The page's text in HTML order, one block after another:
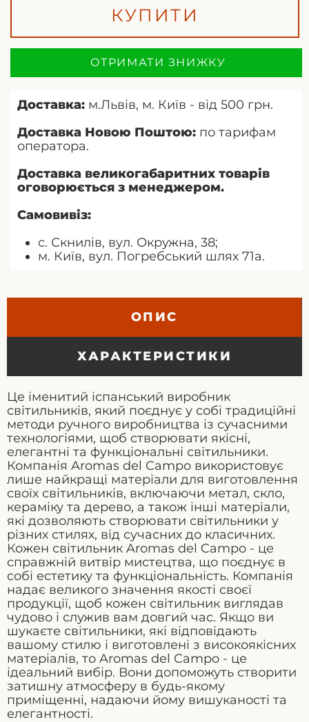
КУПИТИ
ОТРИМАТИ ЗНИЖКУ
Доставка: м.Львів, м. Київ - від 500 грн.
Доставка Новою Поштою: по тарифам
оператора.
Доставка великогабаритних товарів
оговорюється з менеджером.
Самовивіз:
с. Скнилів, вул. Окружна, 38;
м. Київ, вул. Погребський шлях 71а.
ОПИС
ХАРАКТЕРИСТИКИ
Це іменитий іспанський виробник
світильників, який поєднує у собі традиційні
методи ручного виробництва із сучасними
технологіями, щоб створювати якісні,
елегантні та функціональні світильники.
Компанія Aromas del Campo використовує
лише найкращі матеріали для виготовлення
своїх світильників, включаючи метал, скло,
кераміку та дерево, а також інші матеріали,
які дозволяють створювати світильники у
різних стилях, від сучасних до класичних.
Кожен світильник Aromas del Campo - це
справжній витвір мистецтва, що поєднує в
собі естетику та функціональність. Компанія
надає великого значення якості своєї
продукції, щоб кожен світильник виглядав
чудово і служив вам довгий час. Якщо ви
шукаєте світильники, які відповідають
вашому стилю і виготовлені з високоякісних
матеріалів, то Aromas del Campo - це
ідеальний вибір. Вони допоможуть створити
затишну атмосферу в будь-якому
приміщенні, надаючи йому вишуканості та
елегантності.